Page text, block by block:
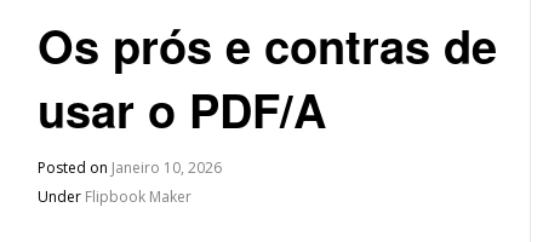
Os prós e contras de
usar o PDF/A
Posted on Janeiro 10, 2026
Under Flipbook Maker